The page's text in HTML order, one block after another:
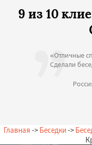
9 из 10
«Отличные
Сделали
Главная -> Беседки->